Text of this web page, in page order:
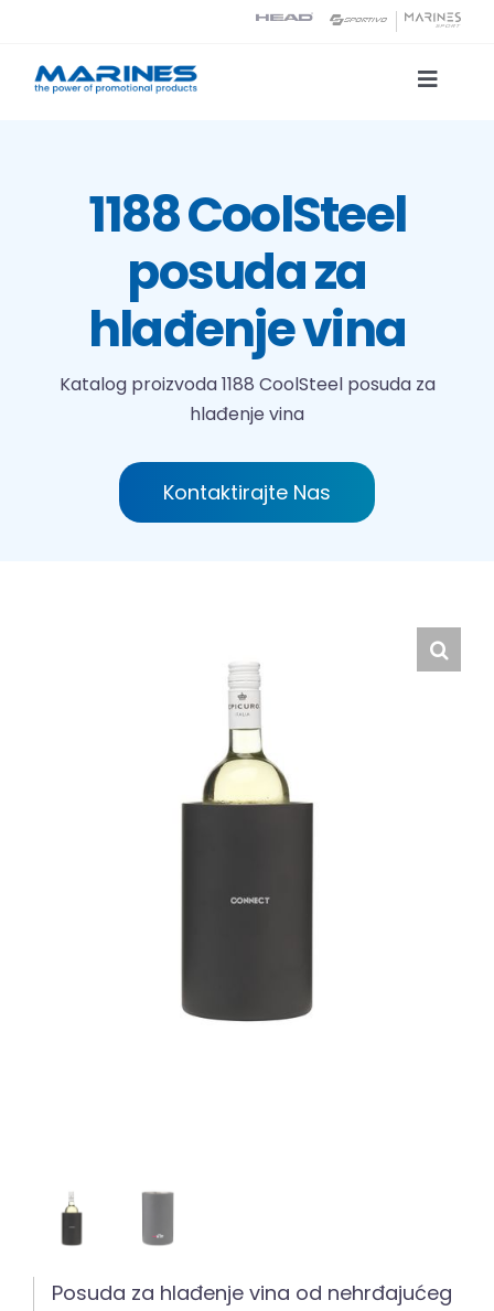
content
Toggle
Tehnologije tiska
1188 CoolSteel
posuda za
hlađenje vina
Katalog proizvoda1188 CoolSteel posuda za
hlađenje vina
Kontaktirajte Nas
Posuda za hlađenje vina od nehrđajućeg